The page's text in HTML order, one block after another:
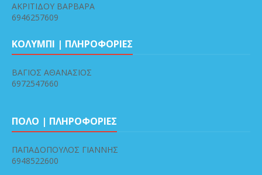
ΑΚΡΙΤΙΔΟΥ ΒΑΡΒΑΡΑ
6946257609
ΚΟΛΥΜΠΙ | ΠΛΗΡΟΦΟΡΙΕΣ
ΒΑΓΙΟΣ ΑΘΑΝΑΣΙΟΣ
6972547660
ΠΟΛΟ | ΠΛΗΡΟΦΟΡΙΕΣ
ΠΑΠΑΔΟΠΟΥΛΟΣ ΓΙΑΝΝΗΣ
6948522600